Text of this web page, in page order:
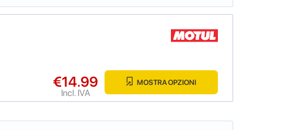
€14.99
Incl. IVA
MOSTRA OPZIONI